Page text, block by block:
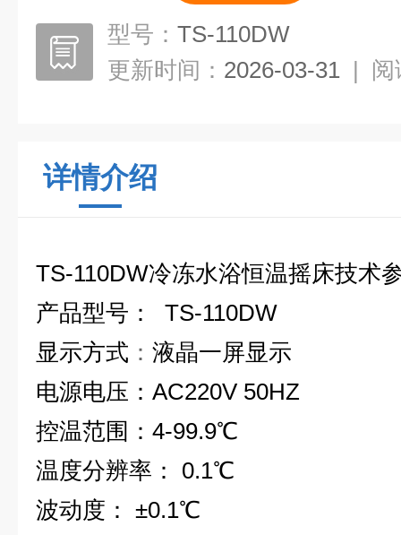
型号： TS-110DW
更新时间： 2026-03-31 | 阅
详情介绍
TS-110DW冷冻水浴恒温摇床技术
产品型号 ： TS-110DW
显示方式 ： 液晶一屏显示
电源电压 ：AC220V 50HZ
控温范围 ：4-99.9℃
温度分辨率 ： 0.1℃
波动度 ： ±0.1℃